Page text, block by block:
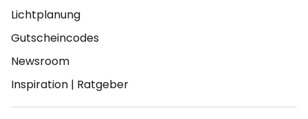
Lichtplanung
Gutscheincodes
Newsroom
Inspiration | Ratgeber